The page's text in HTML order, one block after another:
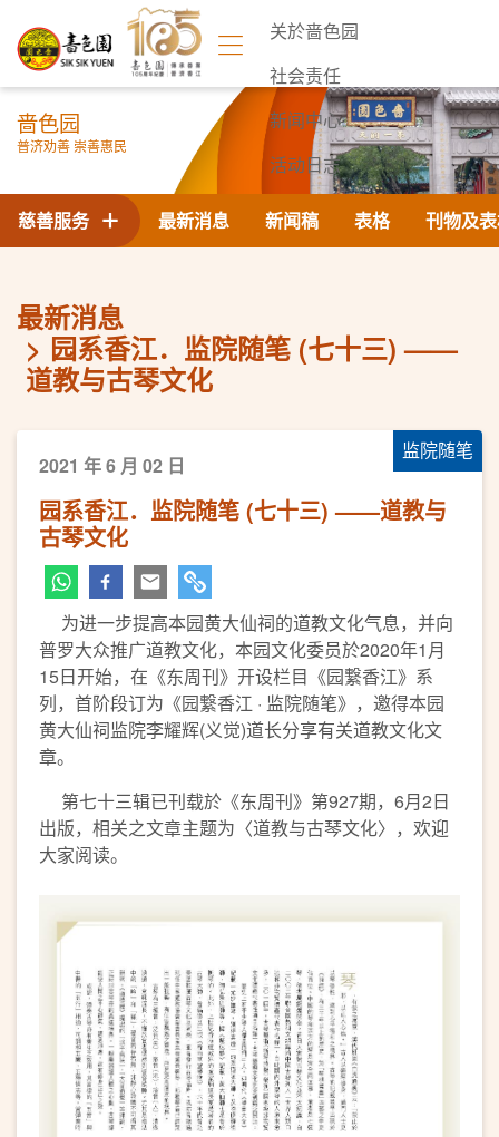
关於啬色园
社会责任
新闻中心
活动日志
联络我们
啬色园
普济劝善 崇善惠民
最新消息 新闻稿 表格 刊物及
慈善服务
最新消息
园系香江．监院随笔 (七十三) ——
道教与古琴文化
监院随笔
2021 年 6 月 02 日
园系香江．监院随笔 (七十三) ——道教与
古琴文化
为进一步提高本园黄大仙祠的道教文化气息，并向
普罗大众推广道教文化，本园文化委员於2020年1月
15日开始，在《东周刊》开设栏目《园繋香江》系
列，首阶段订为《园繋香江 · 监院随笔》，邀得本园
黄大仙祠监院李耀辉(义觉)道长分享有关道教文化文
章。
第七十三辑已刊载於《东周刊》第927期，6月2日
出版，相关之文章主题为〈道教与古琴文化〉，欢迎
大家阅读。